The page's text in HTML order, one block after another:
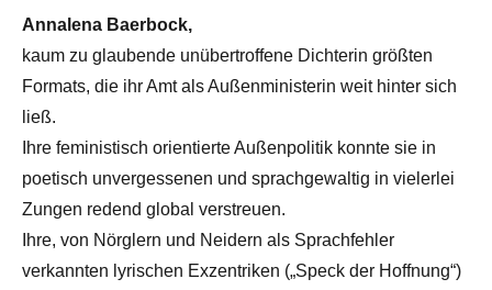
Annalena Baerbock,
kaum zu glaubende unübertroffene Dichterin größten
Formats, die ihr Amt als Außenministerin weit hinter sich
ließ.
Ihre feministisch orientierte Außenpolitik konnte sie in
poetisch unvergessenen und sprachgewaltig in vielerlei
Zungen redend global verstreuen.
Ihre, von Nörglern und Neidern als Sprachfehler
verkannten lyrischen Exzentriken („Speck der Hoffnung“)